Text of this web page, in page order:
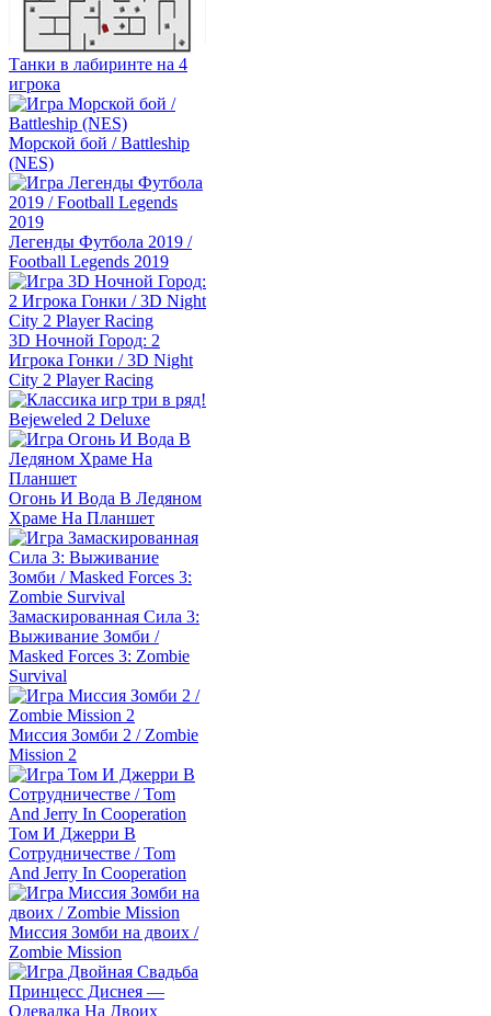
Танки в лабиринте на 4
игрока
Морской бой / Battleship
(NES)
Легенды Футбола 2019 /
Football Legends 2019
3D Ночной Город: 2
Игрока Гонки / 3D Night
City 2 Player Racing
Bejeweled 2 Deluxe
Огонь И Вода В Ледяном
Храме На Планшет
Замаскированная Сила 3:
Выживание Зомби /
Masked Forces 3: Zombie
Survival
Миссия Зомби 2 / Zombie
Mission 2
Том И Джерри В
Сотрудничестве / Tom
And Jerry In Cooperation
Миссия Зомби на двоих /
Zombie Mission